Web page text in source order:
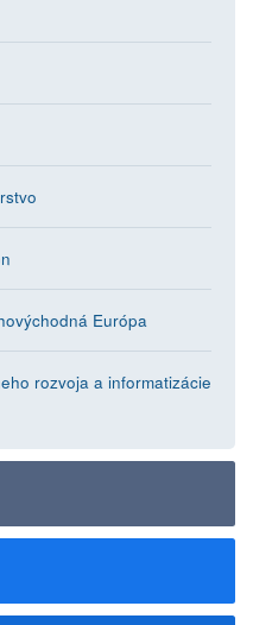
Európa
rozvoja a informatizácie